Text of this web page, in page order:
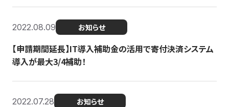
2022.08.09 お知らせ
【申請期間延長】IT導入補助金の活用で寄付決済システム
導入が最大3/4補助！
2022.07.28 お知らせ